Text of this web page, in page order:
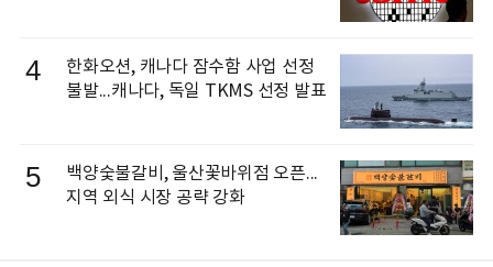
4
한화오션, 캐나다 잠수함 사업 선정
불발...캐나다, 독일 TKMS 선정 발표
5
백양숯불갈비, 울산꽃바위점 오픈...
지역 외식 시장 공략 강화